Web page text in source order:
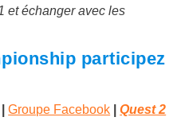
et échanger avec les
participez
Groupe Facebook
Quest 2